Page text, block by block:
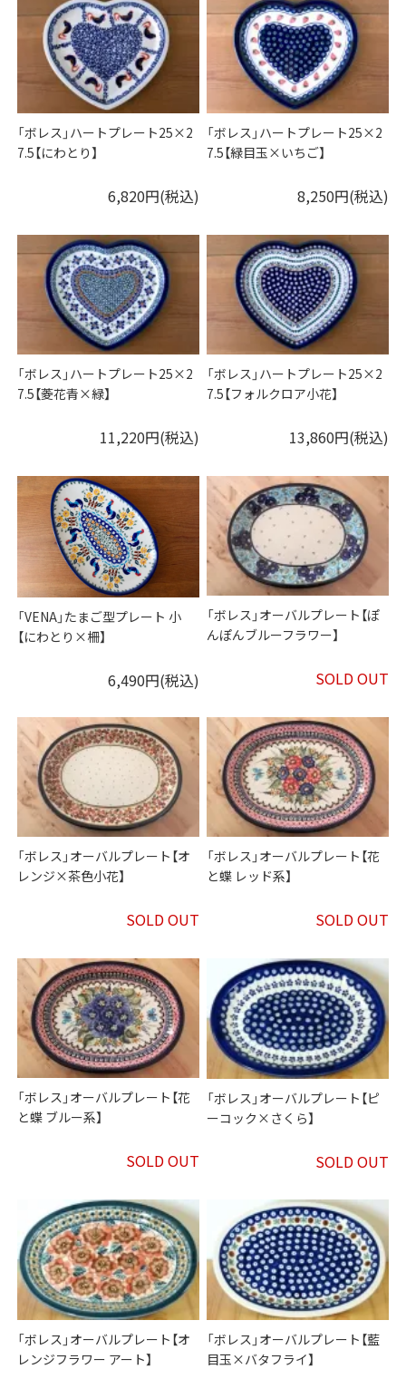
「ボレス」ハートプレート25×2
7.5【にわとり】
6,820円(税込)
「ボレス」ハートプレート25×2
7.5【緑目玉×いちご】
8,250円(税込)
「ボレス」ハートプレート25×2
7.5【菱花青×緑】
11,220円(税込)
「ボレス」ハートプレート25×2
7.5【フォルクロア小花】
13,860円(税込)
「VENA」たまご型プレート 小
【にわとり×柵】
6,490円(税込)
「ボレス」オーバルプレート【ぽ
んぽんブルーフラワー】
SOLD OUT
「ボレス」オーバルプレート【オ
レンジ×茶色小花】
SOLD OUT
「ボレス」オーバルプレート【花
と蝶 レッド系】
SOLD OUT
「ボレス」オーバルプレート【花
と蝶 ブルー系】
SOLD OUT
「ボレス」オーバルプレート【ピ
ーコック×さくら】
SOLD OUT
「ボレス」オーバルプレート【オ
レンジフラワー アート】
「ボレス」オーバルプレート【藍
目玉×バタフライ】